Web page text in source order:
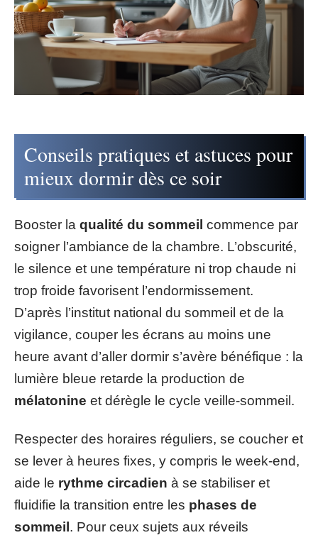
Conseils pratiques et astuces pour
mieux dormir dès ce soir
Booster la qualité du sommeil commence par
soigner l’ambiance de la chambre. L’obscurité,
le silence et une température ni trop chaude ni
trop froide favorisent l’endormissement.
D’après l’institut national du sommeil et de la
vigilance, couper les écrans au moins une
heure avant d’aller dormir s’avère bénéfique : la
lumière bleue retarde la production de
mélatonine et dérègle le cycle veille-sommeil.
Respecter des horaires réguliers, se coucher et
se lever à heures fixes, y compris le week-end,
aide le rythme circadien à se stabiliser et
fluidifie la transition entre les phases de
sommeil. Pour ceux sujets aux réveils